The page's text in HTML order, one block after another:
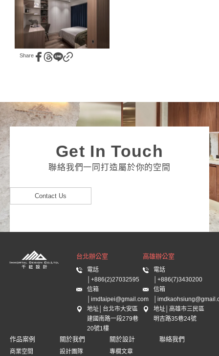
Share
Get In Touch
聯絡我們一同打造屬於你的空間
Contact Us
台北辦公室
電話
│+886(2)27032595
信箱
│imdtaipei@gmail.com
地址│台北市大安區
建國南路一段279巷
20號1樓
高雄辦公室
電話
│+886(7)3430200
信箱
地址│高雄市三民區
明吉路35巷24號
作品案例
商業空間
關於我們
設計團隊
關於設計
專欄文章
聯絡我們